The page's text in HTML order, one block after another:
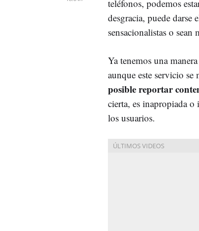
teléfonos, podemos
desgracia, puede darse
sensacionalistas o sean
Ya tenemos una
aunque este servicio
posible reportar
cierta, es inapropiada
los usuarios.